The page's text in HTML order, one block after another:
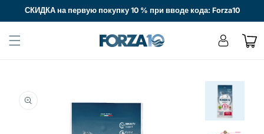
контенту
СКИДКА на первую покупку 10 % при вводе кода: Forza10
Войти Корзина
информации
о продукте